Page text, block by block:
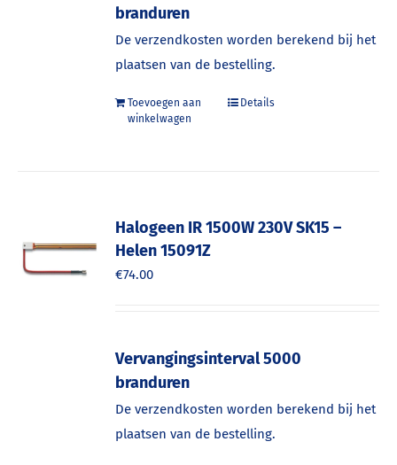
branduren
De verzendkosten worden berekend bij het
plaatsen van de bestelling.
Toevoegen aan
winkelwagen
Details
Halogeen IR 1500W 230V SK15 –
Helen 15091Z
€74.00
Vervangingsinterval 5000
branduren
De verzendkosten worden berekend bij het
plaatsen van de bestelling.